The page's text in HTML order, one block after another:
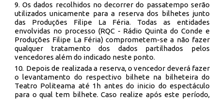
Os dados recolhidos no decorrer do passatempo serão
utilizados unicamente para a reserva dos bilhetes junto
das Produções Filipe La Féria. Todas as entidades
envolvidas no processo (RQC - Rádio Quinta do Conde e
Produções Filipe La Féria) comprometem-se a não fazer
qualquer tratamento dos dados partilhados pelos
vencedores além do indicado neste ponto.
Depois de realizada a reserva, o vencedor deverá fazer
o levantamento do respectivo bilhete na bilheteira do
Teatro Politeama até 1h antes do inicio do espectáculo
para o qual tem bilhete. Caso realize após este período,